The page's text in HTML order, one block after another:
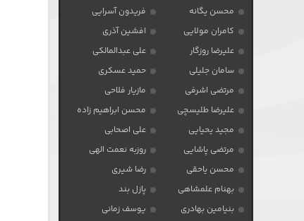
محسن یگانه
فریدون آسرایی
کامران مولایی
افشین آذری
علیرضا روزگار
علی عبدالمالکی
سامان جلیلی
حمید عسکری
مرتضی اشرفی
مازیار فلاحی
علیرضا طلیسچی
محسن ابراهیم زاده
مجید یحیایی
علی اصحابی
مرتضی پاشایی
روزبه نعمت الهی
محسن یاحقی
رضا شیری
بهنام علمشاهی
پازل بند
بنیامین بهادری
یوسف زمانی